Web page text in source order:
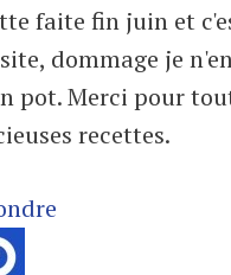
faite fin juin et
dommage je
pot. Merci pour
recettes.